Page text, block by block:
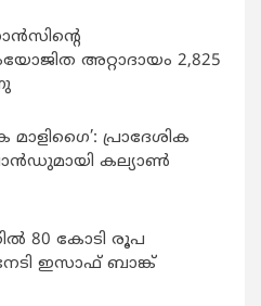
അറ്റാദായം 2,825
പ്രാദേശിക
കല്യാണ്‍
80 കോടി രൂപ
ഇസാഫ് ബാങ്ക്